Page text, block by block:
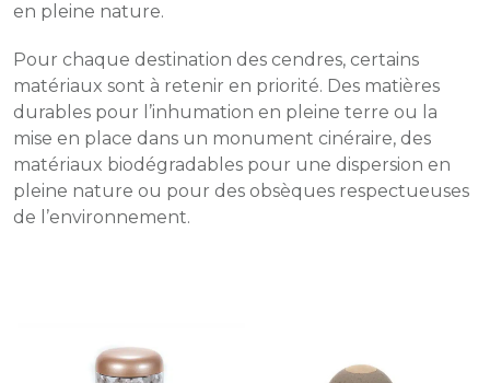
en pleine nature.
Pour chaque destination des cendres, certains
matériaux sont à retenir en priorité. Des matières
durables pour l’inhumation en pleine terre ou la
mise en place dans un monument cinéraire, des
matériaux biodégradables pour une dispersion en
pleine nature ou pour des obsèques respectueuses
de l’environnement.